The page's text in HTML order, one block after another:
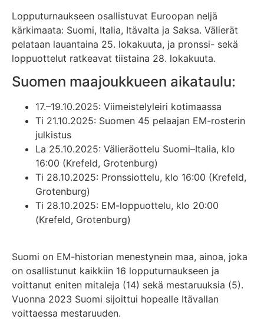
Lopputurnaukseen osallistuvat Euroopan neljä
kärkimaata: Suomi, Italia, Itävalta ja Saksa. Välierät
pelataan lauantaina 25. lokakuuta, ja pronssi- sekä
loppuottelut ratkeavat tiistaina 28. lokakuuta.
Suomen maajoukkueen aikataulu:
17.–19.10.2025: Viimeistelyleiri kotimaassa
Ti 21.10.2025: Suomen 45 pelaajan EM-rosterin
julkistus
La 25.10.2025: Välieräottelu Suomi–Italia, klo
16:00 (Krefeld, Grotenburg)
Ti 28.10.2025: Pronssiottelu, klo 16:00 (Krefeld,
Grotenburg)
Ti 28.10.2025: EM-loppuottelu, klo 20:00
(Krefeld, Grotenburg)
Suomi on EM-historian menestynein maa, ainoa, joka
on osallistunut kaikkiin 16 lopputurnaukseen ja
voittanut eniten mitaleja (14) sekä mestaruuksia (5).
Vuonna 2023 Suomi sijoittui hopealle Itävallan
voittaessa mestaruuden.